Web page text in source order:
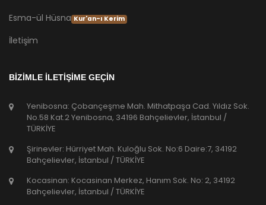
Esma-ül Hüsna Kur'an-ı Kerim
İletişim
BİZİMLE İLETİŞİME GEÇİN
Yenibosna: Çobançeşme Mah. Mithatpaşa Cad. Yıldız Sok.
No.58 Kat.2 Yenibosna, 34196 Bahçelievler, İstanbul /
TÜRKİYE
Şirinevler: Hürriyet Mah. Kuloğlu Sok. No:6 Daire:7, 34192
Bahçelievler, İstanbul / TÜRKİYE
Kocasinan: Kocasinan Merkez, Hanım Sok. No: 2, 34192
Bahçelievler, İstanbul / TÜRKİYE